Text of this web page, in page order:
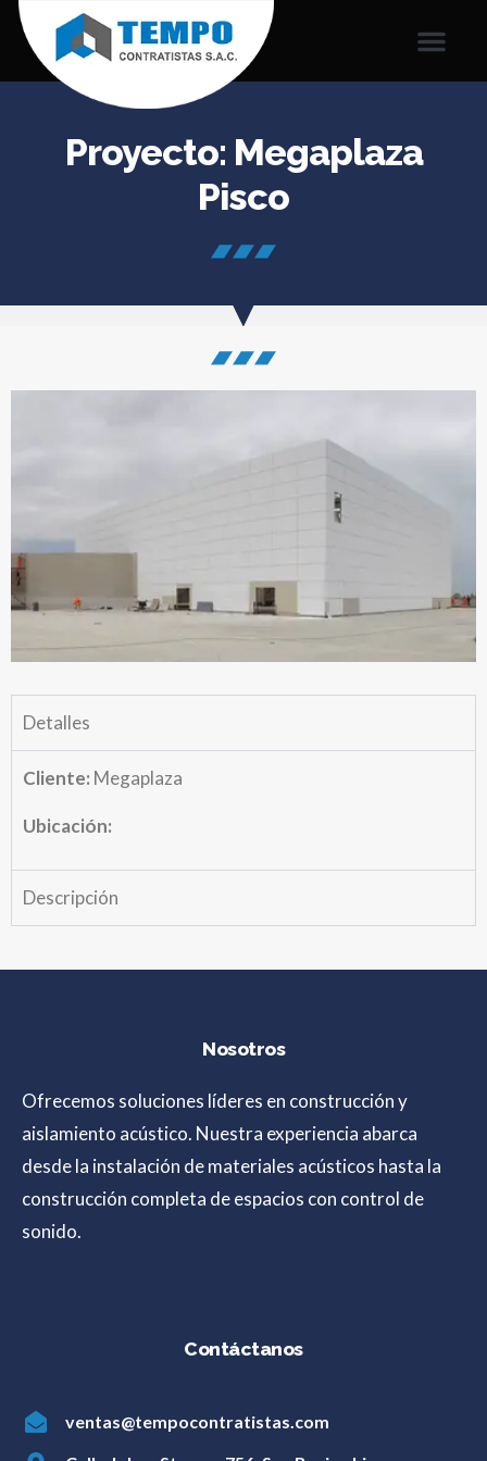
Proyecto: Megaplaza
Pisco
Detalles
Cliente: Megaplaza
Ubicación:
Descripción
Nosotros
Ofrecemos soluciones líderes en construcción y
aislamiento acústico. Nuestra experiencia abarca
desde la instalación de materiales acústicos hasta la
construcción completa de espacios con control de
sonido.
Contáctanos
ventas@tempocontratistas.com